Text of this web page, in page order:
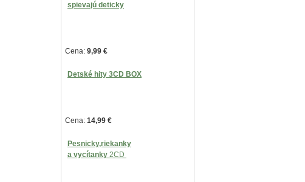
spievajú deticky
Cena: 9,99 €
Detské hity 3CD BOX
Cena: 14,99 €
Pesnicky,riekanky
a vycítanky 2CD